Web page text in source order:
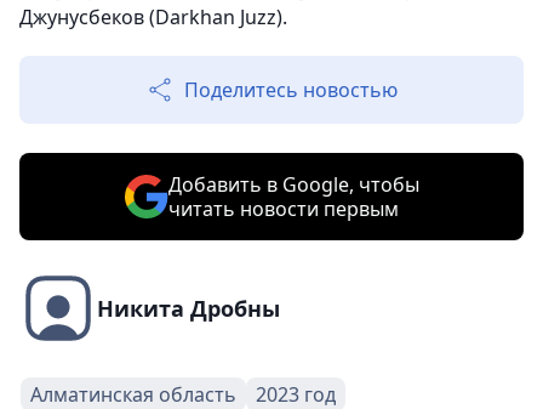
Джунусбеков (Darkhan Juzz).
Поделитесь новостью
Добавить в Google, чтобы
читать новости первым
Никита Дробны
Алматинская область 2023 год